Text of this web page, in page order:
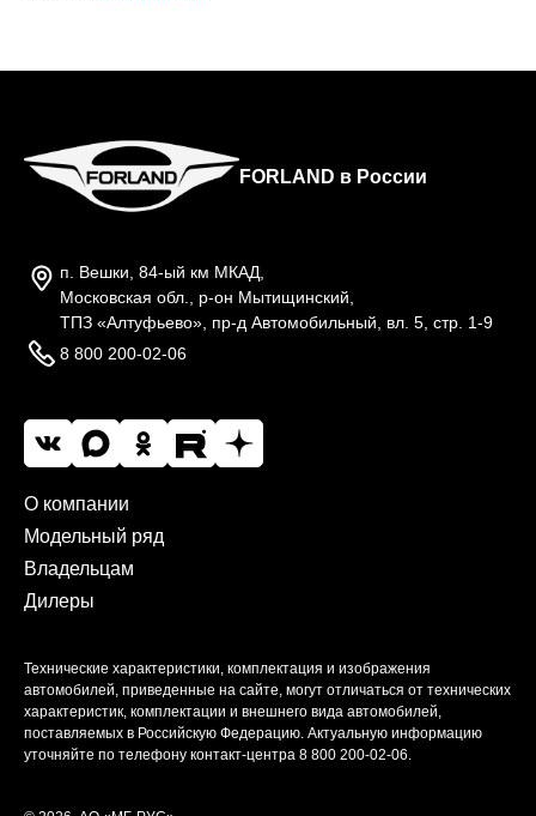
FORLAND в России
п. Вешки, 84-ый км МКАД,
Московская обл., р-он Мытищинский,
ТПЗ «Алтуфьево», пр-д Автомобильный, вл. 5, стр. 1-9
8 800 200-02-06
О компании
Модельный ряд
Владельцам
Дилеры
Технические характеристики, комплектация и изображения
автомобилей, приведенные на сайте, могут отличаться от технических
характеристик, комплектации и внешнего вида автомобилей,
поставляемых в Российскую Федерацию. Актуальную информацию
уточняйте по телефону контакт-центра 8 800 200-02-06.